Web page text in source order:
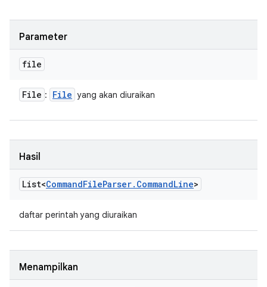
Parameter
file
File : File yang akan diuraikan
Hasil
List<CommandFileParser. CommandLine>
daftar perintah yang diuraikan
Menampilkan